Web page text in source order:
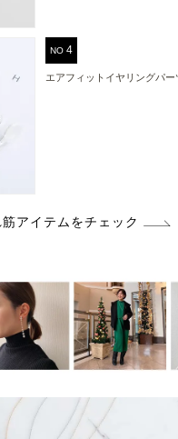
NO
エアフィットイヤリングパー
アイテムをチェック